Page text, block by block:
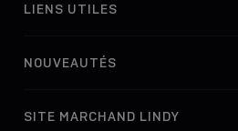
LIENS UTILES
NOUVEAUTÉS
SITE MARCHAND LINDY